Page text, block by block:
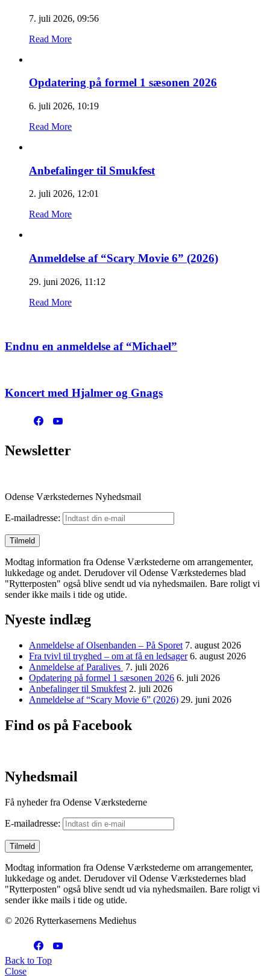
7. juli 2026, 09:56
Read More
Opdatering på formel 1 sæsonen 2026
6. juli 2026, 10:19
Read More
Anbefalinger til Smukfest
2. juli 2026, 12:01
Read More
Anmeldelse af “Scary Movie 6” (2026)
29. juni 2026, 11:12
Read More
Endnu en anmeldelse af “Michael”
Koncert med Hjalmer og Gnags
Newsletter
Odense Værkstedernes Nyhedsmail
E-mailadresse:
Modtag information fra Odense Værkstederne om arrangementer,
lukkedage og andet. Derudover vil Odense Værkstedernes blad
"Rytterposten" også blive sendt ud via nyhedsmailen. Bare roligt vi
sender ikke mails i tide og utide.
Nyeste indlæg
Anmeldelse af Olsenbanden – På Sporet 7. august 2026
Fra tvivl til tryghed – om at få en ledsager 6. august 2026
Anmeldelse af Paralives 7. juli 2026
Opdatering på formel 1 sæsonen 2026 6. juli 2026
Anbefalinger til Smukfest 2. juli 2026
Anmeldelse af “Scary Movie 6” (2026) 29. juni 2026
Find os på Facebook
Nyhedsmail
Få nyheder fra Odense Værkstederne
E-mailadresse:
Modtag information fra Odense Værkstederne om arrangementer,
lukkedage og andet. Derudover vil Odense Værkstedernes blad
"Rytterposten" også blive sendt ud via nyhedsmailen. Bare roligt vi
sender ikke mails i tide og utide.
© 2026 Rytterkasernens Mediehus
Back to Top
Close